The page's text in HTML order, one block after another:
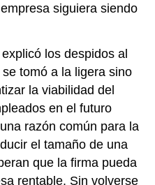
siguiera siendo
los despidos al
tomó a la ligera sino
la viabilidad del
en el futuro
razón común para la
el tamaño de una
que la firma pueda
rentable. Sin volverse